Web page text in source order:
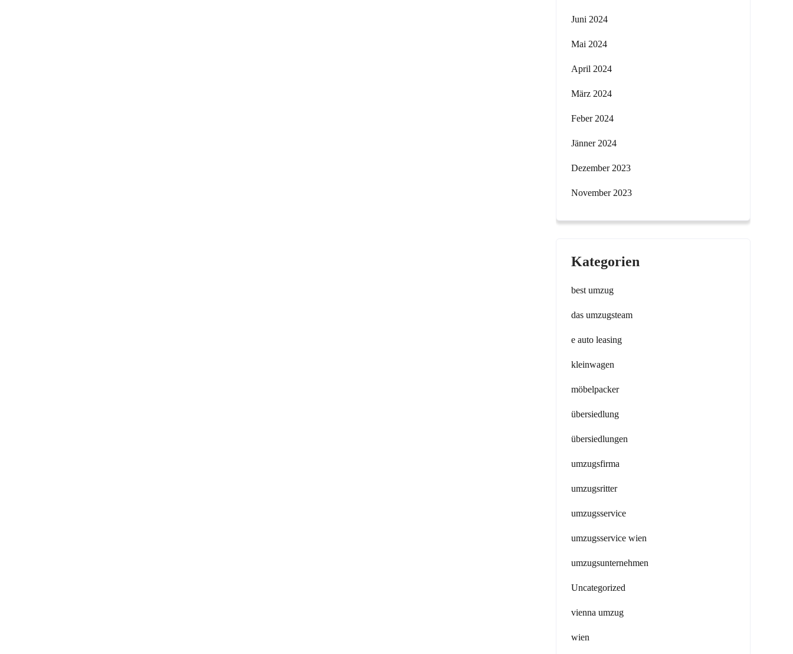
Juni 2024
Mai 2024
April 2024
März 2024
Feber 2024
Jänner 2024
Dezember 2023
November 2023
Kategorien
best umzug
das umzugsteam
e auto leasing
kleinwagen
möbelpacker
übersiedlung
übersiedlungen
umzugsfirma
umzugsritter
umzugsservice
umzugsservice wien
umzugsunternehmen
Uncategorized
vienna umzug
wien